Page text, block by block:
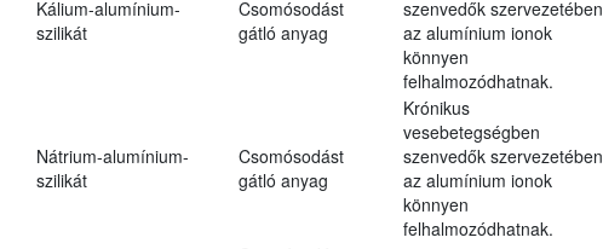
Kálium-alumínium-
szilikát
Csomósodást
gátló anyag
szenvedők szervezetében
az alumínium ionok
könnyen
felhalmozódhatnak.
Nátrium-alumínium-
szilikát
Csomósodást
gátló anyag
Krónikus
vesebetegségben
szenvedők szervezetében
az alumínium ionok
könnyen
felhalmozódhatnak.